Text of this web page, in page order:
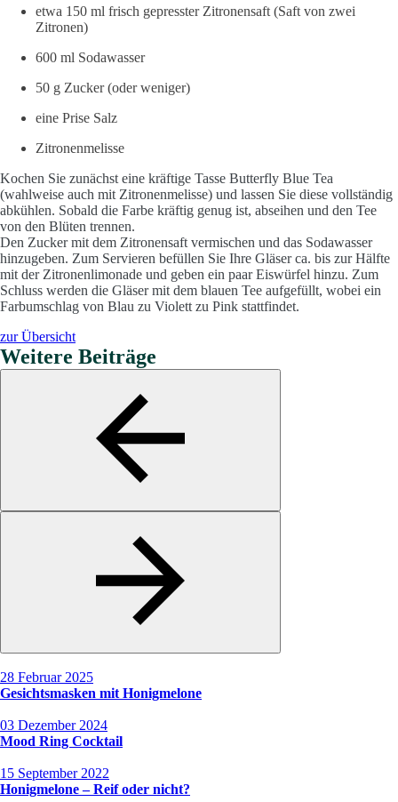
etwa 150 ml frisch gepresster Zitronensaft (Saft von zwei
Zitronen)
600 ml Sodawasser
50 g Zucker (oder weniger)
eine Prise Salz
Zitronenmelisse
Kochen Sie zunächst eine kräftige Tasse Butterfly Blue Tea
(wahlweise auch mit Zitronenmelisse) und lassen Sie diese vollständig
abkühlen. Sobald die Farbe kräftig genug ist, abseihen und den Tee
von den Blüten trennen.
Den Zucker mit dem Zitronensaft vermischen und das Sodawasser
hinzugeben. Zum Servieren befüllen Sie Ihre Gläser ca. bis zur Hälfte
mit der Zitronenlimonade und geben ein paar Eiswürfel hinzu. Zum
Schluss werden die Gläser mit dem blauen Tee aufgefüllt, wobei ein
Farbumschlag von Blau zu Violett zu Pink stattfindet.
zur Übersicht
Weitere Beiträge
28 Februar 2025
Gesichtsmasken mit Honigmelone
03 Dezember 2024
Mood Ring Cocktail
15 September 2022
Honigmelone – Reif oder nicht?